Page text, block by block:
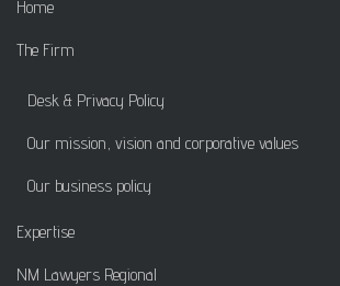
Home
The Firm
Desk & Privacy Policy
Our mission, vision and corporative values
Our business policy
Expertise
NM Lawyers Regional